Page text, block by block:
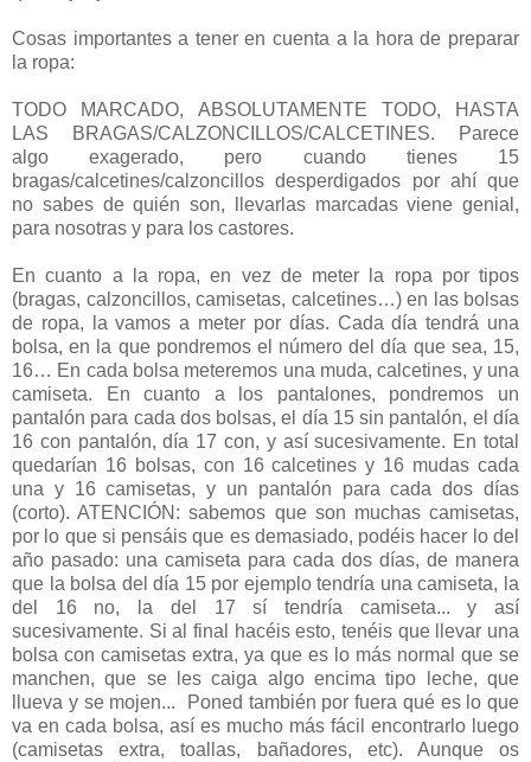
Cosas importantes a tener en cuenta a la hora de preparar
la ropa:
TODO MARCADO, ABSOLUTAMENTE TODO, HASTA
LAS BRAGAS/CALZONCILLOS/CALCETINES. Parece
algo exagerado, pero cuando tienes 15
bragas/calcetines/calzoncillos desperdigados por ahí que
no sabes de quién son, llevarlas marcadas viene genial,
para nosotras y para los castores.
En cuanto a la ropa, en vez de meter la ropa por tipos
(bragas, calzoncillos, camisetas, calcetines…) en las bolsas
de ropa, la vamos a meter por días. Cada día tendrá una
bolsa, en la que pondremos el número del día que sea, 15,
16… En cada bolsa meteremos una muda, calcetines, y una
camiseta. En cuanto a los pantalones, pondremos un
pantalón para cada dos bolsas, el día 15 sin pantalón, el día
16 con pantalón, día 17 con, y así sucesivamente. En total
quedarían 16 bolsas, con 16 calcetines y 16 mudas cada
una y 16 camisetas, y un pantalón para cada dos días
(corto). ATENCIÓN: sabemos que son muchas camisetas,
por lo que si pensáis que es demasiado, podéis hacer lo del
año pasado: una camiseta para cada dos días, de manera
que la bolsa del día 15 por ejemplo tendría una camiseta, la
del 16 no, la del 17 sí tendría camiseta... y así
sucesivamente. Si al final hacéis esto, tenéis que llevar una
bolsa con camisetas extra, ya que es lo más normal que se
manchen, que se les caiga algo encima tipo leche, que
llueva y se mojen... Poned también por fuera qué es lo que
va en cada bolsa, así es mucho más fácil encontrarlo luego
(camisetas extra, toallas, bañadores, etc). Aunque os